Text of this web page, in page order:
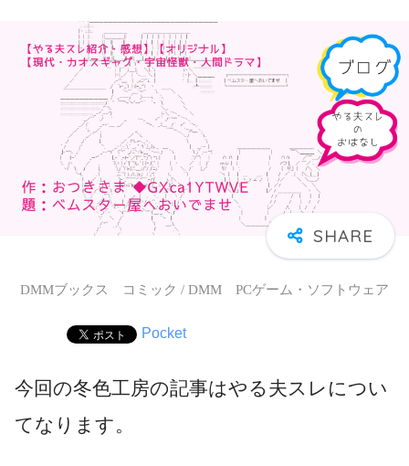
DMMブックス コミック / DMM PCゲーム・ソフトウェア
Pocket
今回の冬色工房の記事はやる夫スレについ
てなります。